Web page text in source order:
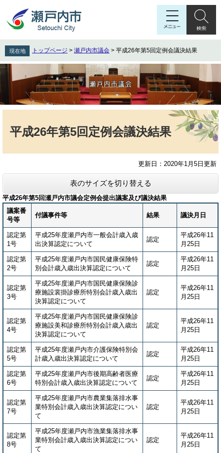
先
頭
で
を
飛
ば
文
現在地 トップページ > 瀬戸内市議会 > 平成26年第5回定例会議決結果
平成26年第5回定例会議決結果
更新日：2020年1月5日更新
表のサイズを切り替える
平成26年第5回瀬戸内市議会定例会提出議案及び議決結果
議案番
号等
付議事件等 結果 議決月日
認定第
1号
平成25年度瀬戸内市一般会計歳入歳
出決算認定について
認定
平成26年11
月25日
認定第
2号
平成25年度瀬戸内市国民健康保険特
別会計歳入歳出決算認定について
認定
平成26年11
月25日
認定第
3号
平成25年度瀬戸内市国民健康保険診
療施設裳掛診療所特別会計歳入歳出
決算認定について
認定
平成26年11
月25日
認定第
4号
平成25年度瀬戸内市国民健康保険診
療施設美和診療所特別会計歳入歳出
決算認定について
認定
平成26年11
月25日
認定第
5号
平成25年度瀬戸内市介護保険特別会
計歳入歳出決算認定について
認定
平成26年11
月25日
認定第
6号
平成25年度瀬戸内市後期高齢者医療
特別会計歳入歳出決算認定について
認定
平成26年11
月25日
認定第
7号
平成25年度瀬戸内市農業集落排水事
業特別会計歳入歳出決算認定につい
て
認定
平成26年11
月25日
認定第
8号
平成25年度瀬戸内市漁業集落排水事
業特別会計歳入歳出決算認定につい
て
認定
平成26年11
月25日